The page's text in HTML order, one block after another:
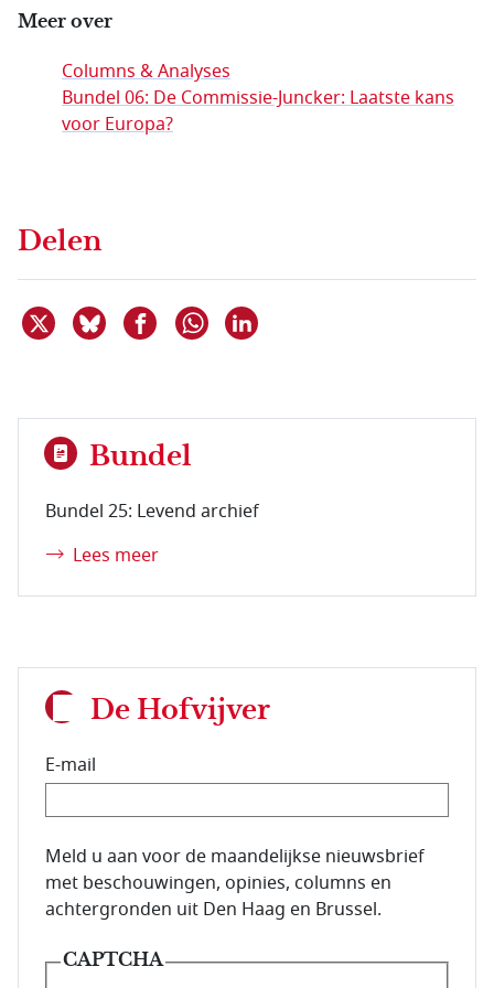
Meer over
Columns & Analyses
Bundel 06: De Commissie-Juncker: Laatste kans
voor Europa?
Delen
Deel dit item op X
Deel dit item op Bluesky
Deel dit item op Facebook
Delen via WhatsApp
Bundel
Bundel 25: Levend archief
Lees meer
De Hofvijver
E-mail
E-mailadres van de abonnee.
Meld u aan voor de maandelijkse nieuwsbrief
met beschouwingen, opinies, columns en
achtergronden uit Den Haag en Brussel.
CAPTCHA